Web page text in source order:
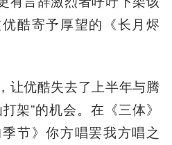
酷寄予厚望的《长月烬
让优酷失去了上半年与腾
架”的机会。在《三体》
节》你方唱罢我方唱之